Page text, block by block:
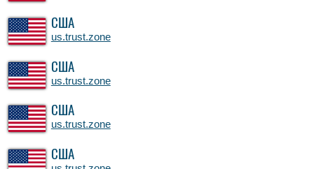
США
us.trust.zone
США
us.trust.zone
США
us.trust.zone
США